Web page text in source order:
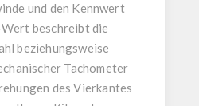
und den Kennwert
beschreibt die
beziehungsweise
Tachometer
des Vierkantes